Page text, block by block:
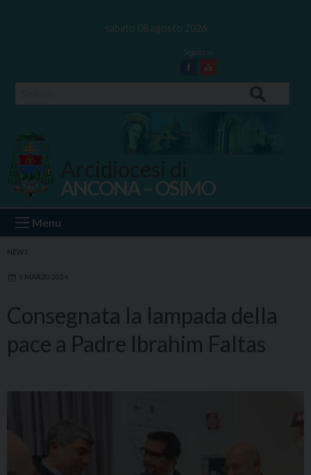
sabato 08 agosto 2026
Facebook
Youtube
Ancona Osimo
ANCONA – OSIMO
Menu
NEWS
9 MARZO 2024
Consegnata la lampada della
pace a Padre Ibrahim Faltas